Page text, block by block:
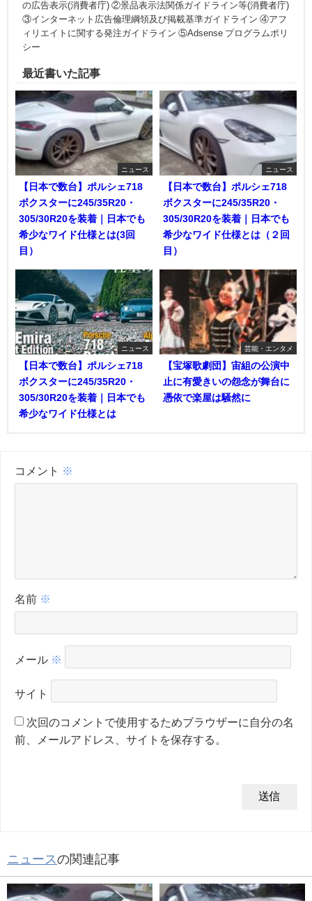
の広告表示(消費者庁) ②景品表示法関係ガイドライン等(消費者庁)
③インターネット広告倫理綱領及び掲載基準ガイドライン ④アフ
ィリエイトに関する発注ガイドライン ⑤Adsense プログラムポリ
シー
最近書いた記事
ニュース
【日本で数台】ポルシェ718
ボクスターに245/35R20・
305/30R20を装着｜日本でも
希少なワイド仕様とは(3回
目）
ニュース
【日本で数台】ポルシェ718
ボクスターに245/35R20・
305/30R20を装着｜日本でも
希少なワイド仕様とは（２回
目）
ニュース
【日本で数台】ポルシェ718
ボクスターに245/35R20・
305/30R20を装着｜日本でも
希少なワイド仕様とは
芸能・エンタメ
【宝塚歌劇団】宙組の公演中
止に有愛きいの怨念が舞台に
憑依で楽屋は騒然に
コメント ※
名前 ※
メール ※
サイト
次回のコメントで使用するためブラウザーに自分の名
前、メールアドレス、サイトを保存する。
ニュースの関連記事